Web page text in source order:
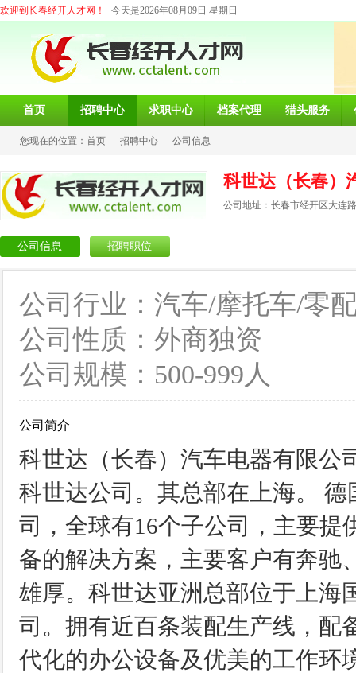
欢迎到长春经开人才网！ 今天是2026年08月09日 星期日
首页 招聘中心 求职中心 档案代理 猎头服务
您现在的位置： 首页 — 招聘中心 — 公司信息
科世达（长春）
公司地址：长春市经开区大连
公司信息 招聘职位
公司行业：汽车/摩托车/零
公司性质：外商独资
公司规模：500-999人
公司简介
科世达（长春）汽车电器有限公
科世达公司。其总部在上海。
司，全球有16个子公司，主要提
备的解决方案，主要客户有奔驰
雄厚。科世达亚洲总部位于上海
司。拥有近百条装配生产线，配
代化的办公设备及优美的工作环